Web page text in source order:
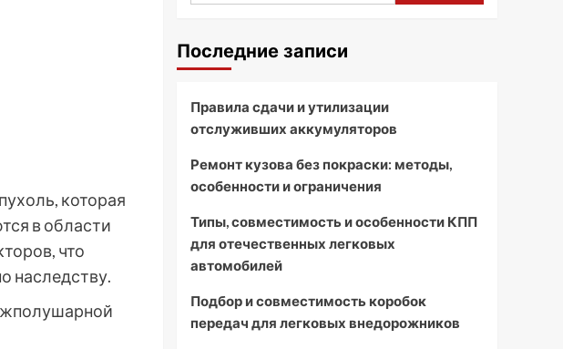
которая
в области
что
наследству.
Последние записи
Правила сдачи и утилизации
отслуживших аккумуляторов
Ремонт кузова без покраски: методы,
особенности и ограничения
Типы, совместимость и особенности КПП
для отечественных легковых
автомобилей
Подбор и совместимость коробок
передач для легковых внедорожников